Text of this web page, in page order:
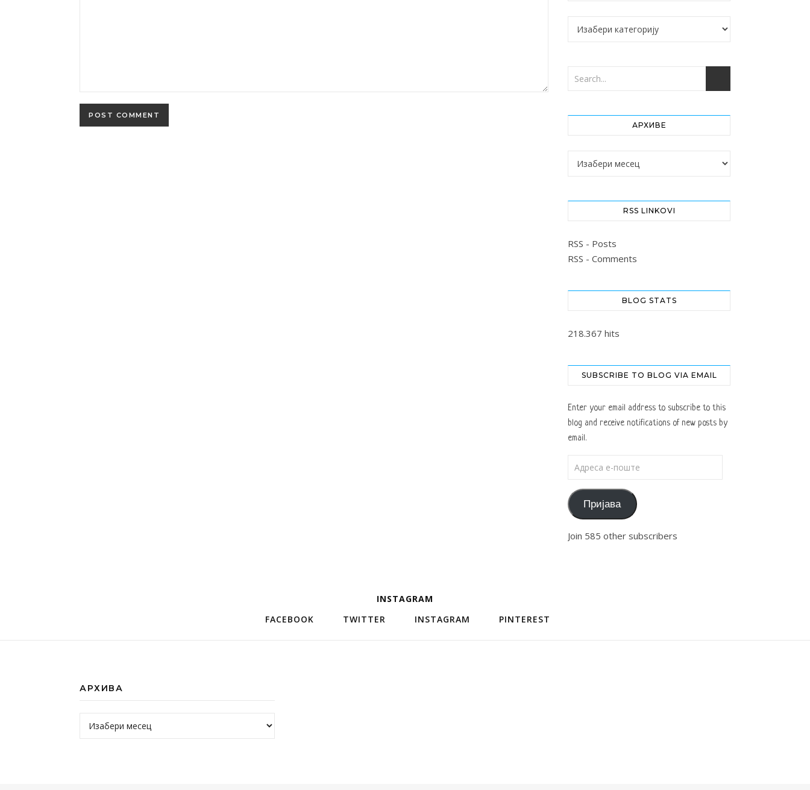
Категорије
АРХИВЕ
Архиве
RSS LINKOVI
RSS - Posts
RSS - Comments
BLOG STATS
218.367 hits
SUBSCRIBE TO BLOG VIA EMAIL
Enter your email address to subscribe to this
blog and receive notifications of new posts by
email.
Пријава
Join 585 other subscribers
INSTAGRAM
FACEBOOK
TWITTER INSTAGRAM PINTEREST
АРХИВА
Архива